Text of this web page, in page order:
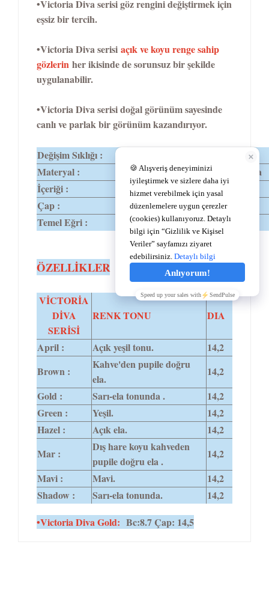
•Victoria Diva serisi göz rengini değiştirmek için
eşsiz bir tercih.
•Victoria Diva serisi açık ve koyu renge sahip
gözlerin her ikisinde de sorunsuz bir şekilde
uygulanabilir.
•Victoria Diva serisi doğal görünüm sayesinde
canlı ve parlak bir görünüm kazandırıyor.
Değişim Sıklığı :
Materyal :
%62Polyhema
İçeriği :
%38 Su
Çap :
14,2
Temel Eğri :
8,6
TEMEL
ÖZELLİKLER
VİCTORİA
DİVA
SERİSİ
RENK TONU DIA
April : Açık yeşil tonu.
14,2
Brown :
Kahve'den pupile doğru
ela.
14,2
Gold :
Sarı-ela tonunda .
14,2
Green :
Yeşil.
14,2
Hazel :
Açık ela.
14,2
Mar :
Dış hare koyu kahveden
pupile doğru ela .
14,2
Mavi :
Mavi.
14,2
Shadow :
Sarı-ela tonunda.
14,2
•Victoria Diva Gold: Bc:8.7 Çap: 14,5